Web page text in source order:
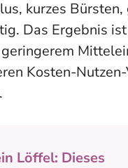
kurzes
Das Ergebnis
Kosten-
Löffel: Dieses